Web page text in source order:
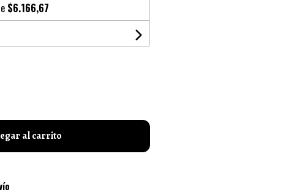
$6.166,67
al carrito